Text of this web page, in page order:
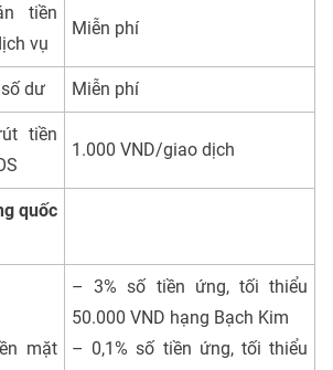
tiền
vụ
Miễn phí
dư Miễn phí
tiền
1.000 VND/giao dịch
quốc
mặt
– 3% số tiền ứng, tối thiểu
50.000 VND hạng Bạch Kim
– 0,1% số tiền ứng, tối thiểu